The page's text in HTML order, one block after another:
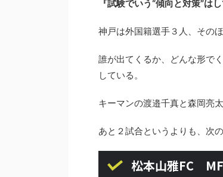
『試験でいう“傾向と対策”はし
神戸は外国籍選手３人、その
誰が出てくるか、どんな形で
している。
キーマンの渡邉千真と森岡亮
あと２試合というよりも、次
松本山雅FC